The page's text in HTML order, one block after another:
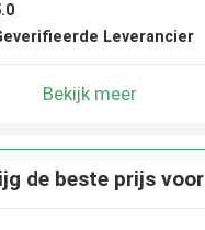
Leverancier
Bekijk meer
de beste prijs voor